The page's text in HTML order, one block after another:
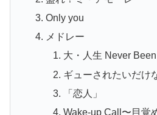
Only you
メドレー
大・人生 Never
ギューされたいだけ
「恋人」
Wake‐up Call〜目覚